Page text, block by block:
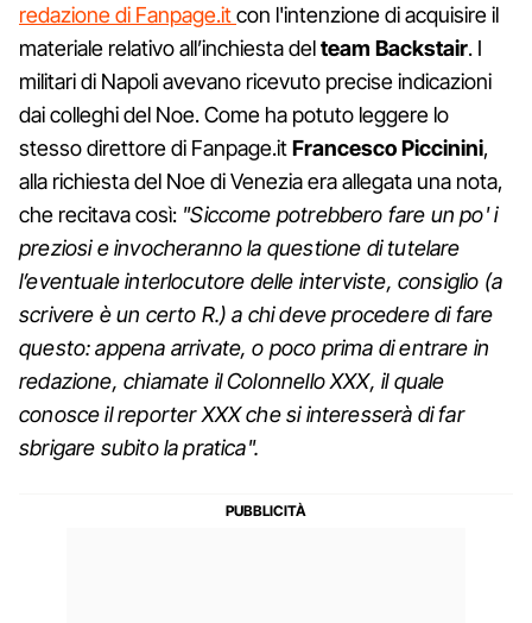
redazione di Fanpage.itcon l'intenzione di acquisire il
materiale relativo all’inchiesta delteam Backstair. I
militari di Napoli avevano ricevuto precise indicazioni
dai colleghi del Noe. Come ha potuto leggere lo
stesso direttore di Fanpage.itFrancesco Piccinini,
alla richiesta del Noe di Venezia era allegata una nota,
che recitava così: "Siccome potrebbero fare un po' i
preziosi e invocheranno la questione di tutelare
l’eventuale interlocutore delle interviste, consiglio (a
scrivere è un certo R.) a chi deve procedere di fare
questo: appena arrivate, o poco prima di entrare in
redazione, chiamate il Colonnello XXX, il quale
conosce il reporter XXX che si interesserà di far
sbrigare subito la pratica".